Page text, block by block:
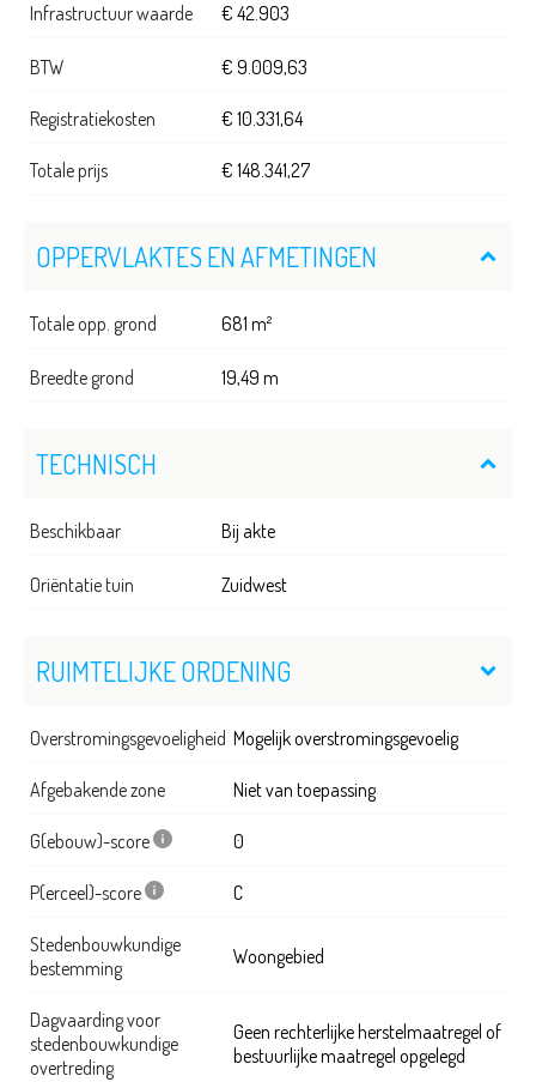
Infrastructuur waarde € 42.903
BTW € 9.009,63
Registratiekosten € 10.331,64
Totale prijs € 148.341,27
OPPERVLAKTES EN AFMETINGEN
Totale opp. grond 681 m²
Breedte grond 19,49 m
TECHNISCH
Beschikbaar Bij akte
Oriëntatie tuin Zuidwest
RUIMTELIJKE ORDENING
Overstromingsgevoeligheid Mogelijk overstromingsgevoelig
Afgebakende zone Niet van toepassing
G(ebouw)-score 0
P(erceel)-score C
Stedenbouwkundige
bestemming
Woongebied
Dagvaarding voor
stedenbouwkundige
overtreding
Geen rechterlijke herstelmaatregel of
bestuurlijke maatregel opgelegd